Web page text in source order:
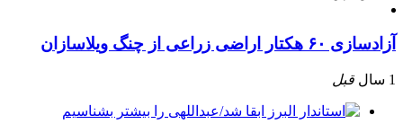
آزادسازی ۶۰ هکتار اراضی زراعی از چنگ ویلاسازان
1 سال قبل